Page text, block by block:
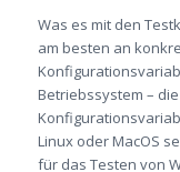
Was es mit den
am besten an
Betriebssystem –
Linux oder MacOS
für das Testen von